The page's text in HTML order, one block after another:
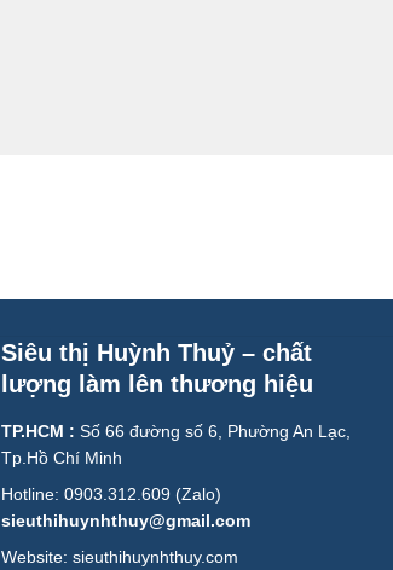
Siêu thị Huỳnh Thuỷ – chất
lượng làm lên thương hiệu
TP.HCM : Số 66 đường số 6, Phường An Lạc,
Tp.Hồ Chí Minh
Hotline: 0903.312.609 (Zalo)
sieuthihuynhthuy@gmail.com
Website: sieuthihuynhthuy.com